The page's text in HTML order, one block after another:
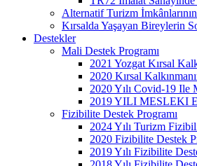
Alternatif Turizm
Kırsalda Yaşayan Bireylerin
Destekler
Mali Destek Programı
2021 Yozgat Kırsal
2020 Kırsal
2020 Yılı Covid-19 Ile
2019 YILI MESLEKI
Fizibilite Destek Programı
2024 Yılı Turizm
2020 Fizibilite Destek
2019 Yılı Fizibilite